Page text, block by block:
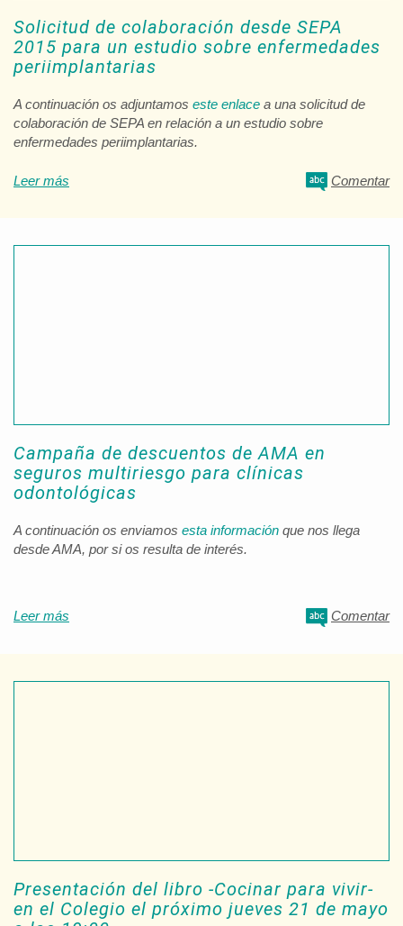
Solicitud de colaboración desde SEPA
2015 para un estudio sobre enfermedades
periimplantarias
A continuación os adjuntamos este enlace a una solicitud de
colaboración de SEPA en relación a un estudio sobre
enfermedades periimplantarias.
Leer más Comentar
Campaña de descuentos de AMA en
seguros multiriesgo para clínicas
odontológicas
A continuación os enviamos esta información que nos llega
desde AMA, por si os resulta de interés.
Leer más Comentar
Presentación del libro -Cocinar para vivir-
en el Colegio el próximo jueves 21 de mayo